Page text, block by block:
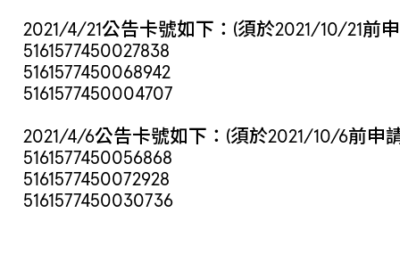
2021/4/21公告卡號如下：(須於2021/10/21前
5161577450027838
5161577450068942
5161577450004707
2021/4/6公告卡號如下：(須於2021/10/6前申
5161577450056868
5161577450072928
5161577450030736